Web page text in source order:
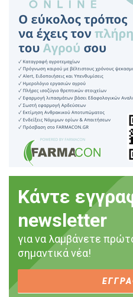
Κάντε
newsletter
για να λαμβάνετε
σημαντικά νέα!